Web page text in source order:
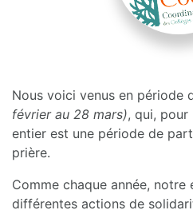
Nous voici venus en période
février au 28 mars), qui, pour
entier est une période de
prière.
Comme chaque année, notre
différentes actions de